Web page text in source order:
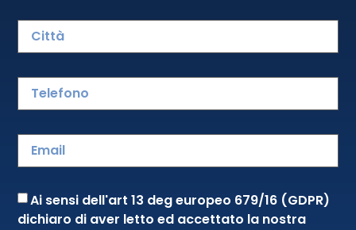
Ai sensi dell'art 13 deg europeo 679/16 (GDPR)
dichiaro di aver letto ed accettato la nostra